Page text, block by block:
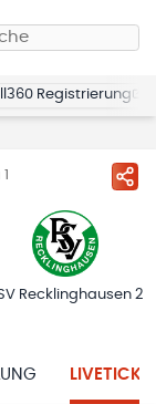
Registrierung
Recklinghausen 2